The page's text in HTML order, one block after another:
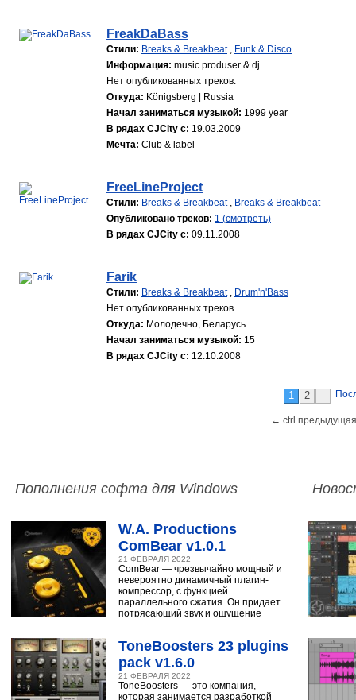
FreakDaBass
Стили: Breaks & Breakbeat, Funk & Disco
Информация: music produser & dj...
Нет опубликованных треков.
Откуда: Königsberg | Russia
Начал заниматься музыкой: 1999 year
В рядах CJCity с: 19.03.2009
Мечта: Club & label
FreeLineProject
Стили: Breaks & Breakbeat, Breaks & Breakbeat
Опубликовано треков: 1 (смотреть)
В рядах CJCity с: 09.11.2008
Farik
Стили: Breaks & Breakbeat, Drum'n'Bass
Нет опубликованных треков.
Откуда: Молодечно, Беларусь
Начал заниматься музыкой: 15
В рядах CJCity с: 12.10.2008
1 2
← ctrl
Пополнения софта для Windows
W.A. Productions
ComBear v1.0.1
21 ФЕВРАЛЯ 2022
ComBear — чрезвычайно мощный и
невероятно динамичный плагин-
компрессор, с функцией
параллельного сжатия. Он придает
потрясающий звук и ощущение
ToneBoosters 23 plugins
pack v1.6.0
21 ФЕВРАЛЯ 2022
ToneBoosters — это компания,
которая занимается разработкой